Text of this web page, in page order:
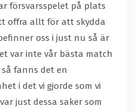
försvarsspelet på plats
offra allt för att skydda
oss i just nu så är
var inte vår bästa match
fanns det en
i det vi gjorde som vi
just dessa saker som